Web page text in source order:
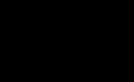
Sicher buchen &